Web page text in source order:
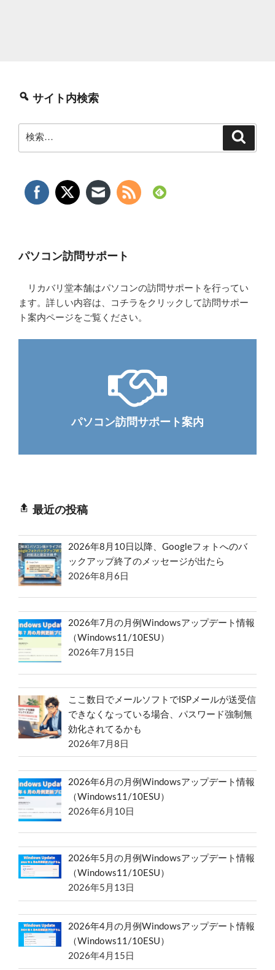
サイト内検索
索:
パソコン訪問サポート
リカバリ堂本舗はパソコンの訪問サポートを行ってい
ます。詳しい内容は、コチラをクリックして訪問サポー
ト案内ページをご覧ください。
パソコン訪問サポート案内
最近の投稿
2026年8月10日以降、Googleフォトへのバ
ックアップ終了のメッセージが出たら
2026年8月6日
2026年7月の月例Windowsアップデート情報
（Windows11/10ESU）
2026年7月15日
ここ数日でメールソフトでISPメールが送受信
できなくなっている場合、パスワード強制無
効化されてるかも
2026年7月8日
2026年6月の月例Windowsアップデート情報
（Windows11/10ESU）
2026年6月10日
2026年5月の月例Windowsアップデート情報
（Windows11/10ESU）
2026年5月13日
2026年4月の月例Windowsアップデート情報
（Windows11/10ESU）
2026年4月15日